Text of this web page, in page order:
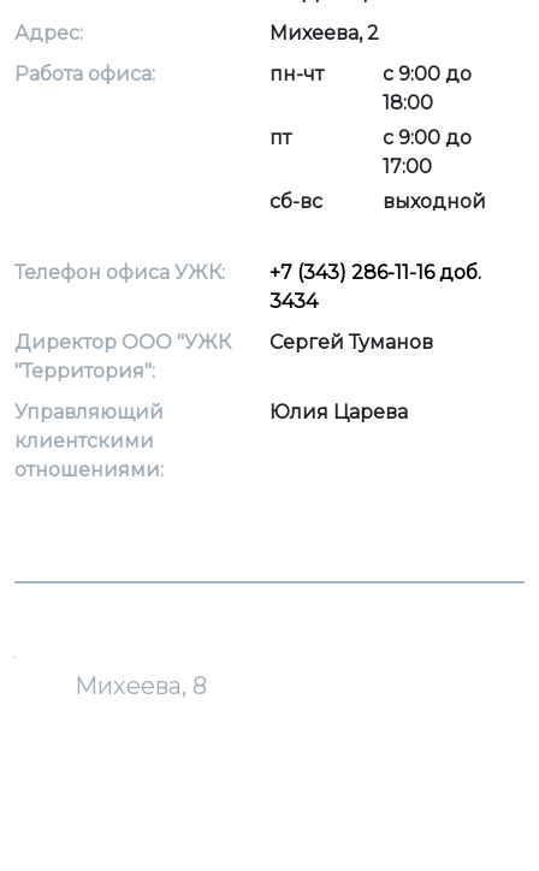
Адрес:
Михеева, 2
Работа офиса:
пн-чт
с 9:00 до
18:00
пт
с 9:00 до
17:00
сб-вс
выходной
Телефон офиса УЖК:
+7 (343) 286-11-16 доб.
3434
Директор ООО "УЖК
"Территория":
Сергей Туманов
Управляющий
клиентскими
отношениями:
Юлия Царева
Михеева, 8
загрузка карты...